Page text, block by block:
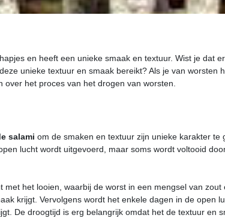
en heeft een unieke smaak en textuur. Wist je dat
unieke textuur en smaak bereikt? Als je van worsten
het proces van het drogen van worsten.
salami om de smaken en textuur zijn unieke karakter te
lucht wordt uitgevoerd, maar soms wordt voltooid
het looien, waarbij de worst in een mengsel van zout
krijgt. Vervolgens wordt het enkele dagen in de open
De droogtijd is erg belangrijk omdat het de textuur en